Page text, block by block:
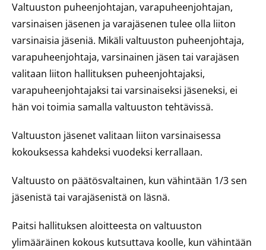
Valtuuston puheenjohtajan, varapuheenjohtajan,
varsinaisen jäsenen ja varajäsenen tulee olla liiton
varsinaisia jäseniä. Mikäli valtuuston puheenjohtaja,
varapuheenjohtaja, varsinainen jäsen tai varajäsen
valitaan liiton hallituksen puheenjohtajaksi,
varapuheenjohtajaksi tai varsinaiseksi jäseneksi, ei
hän voi toimia samalla valtuuston tehtävissä.
Valtuuston jäsenet valitaan liiton varsinaisessa
kokouksessa kahdeksi vuodeksi kerrallaan.
Valtuusto on päätösvaltainen, kun vähintään 1/3 sen
jäsenistä tai varajäsenistä on läsnä.
Paitsi hallituksen aloitteesta on valtuuston
ylimääräinen kokous kutsuttava koolle, kun vähintään